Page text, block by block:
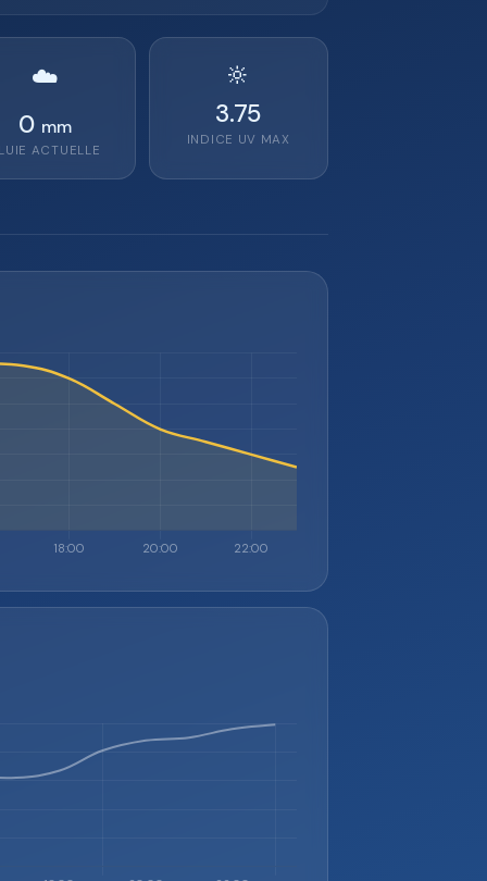
☁️
0 mm
ACTUELLE
🔆
3.75
INDICE UV MAX